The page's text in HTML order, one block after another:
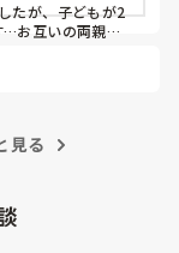
たが、子どもが2
お互いの両親は
半で、年収300
見る